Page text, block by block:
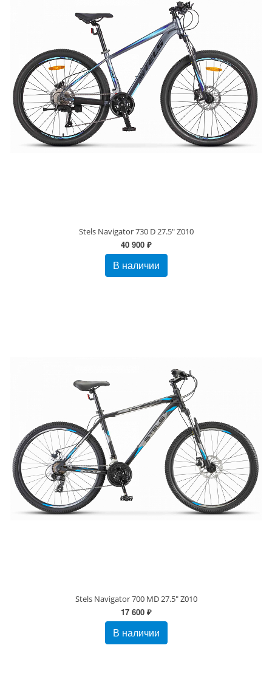
Stels Navigator 730 D 27.5" Z010
40 900 ₽
В наличии
Stels Navigator 700 MD 27.5" Z010
17 600 ₽
В наличии